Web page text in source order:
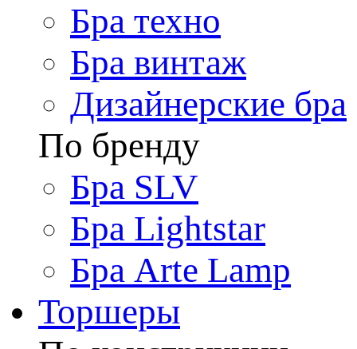
Бра техно
Бра винтаж
Дизайнерские бра
По бренду
Бра SLV
Бра Lightstar
Бра Arte Lamp
Торшеры